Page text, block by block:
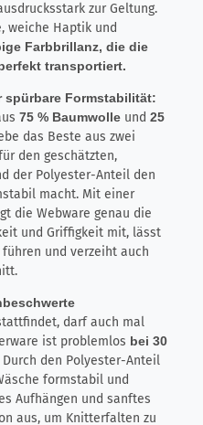
zur Geltung.
weiche Haptik und
Farbbrillanz, die die
transportiert.
spürbare Formstabilität:
75 % Baumwolle und 25
das Beste aus zwei
den geschätzten,
der Polyester-Anteil den
macht. Mit einer
die Webware genau die
und Griffigkeit mit, lässt
und verzeiht auch
darf auch mal
ist problemlos bei 30
den Polyester-Anteil
formstabil und
Aufhängen und sanftes
aus, um Knitterfalten zu